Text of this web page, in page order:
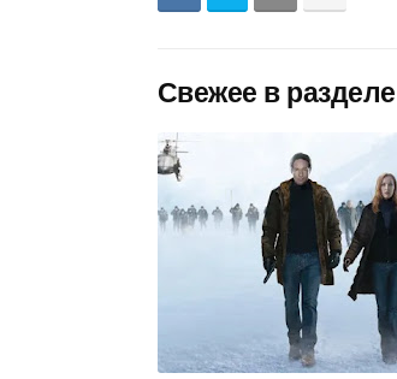
Свежее в разделе